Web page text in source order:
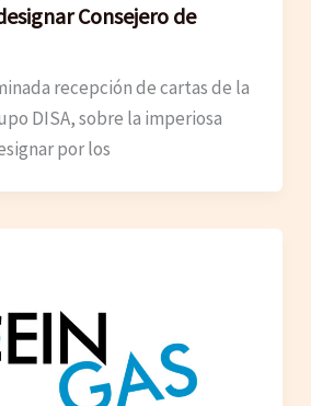
Consejero de
recepción de cartas de la
DISA, sobre la imperiosa
por los